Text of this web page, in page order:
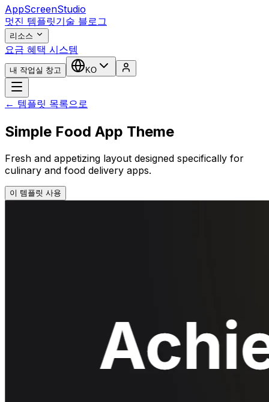
AppScreenStudio
멋진 템플릿기술 블로그
리소스
요금 혜택 시스템
내 작업실 창고 KO
← 템플릿 목록으로
Simple Food App Theme
Fresh and appetizing layout designed specifically for
culinary and food delivery apps.
이 템플릿 사용